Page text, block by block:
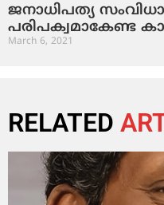
ജനാധിപത്യ
പരിപക്വമാകേണ്ട
March 6, 2021
RELATED